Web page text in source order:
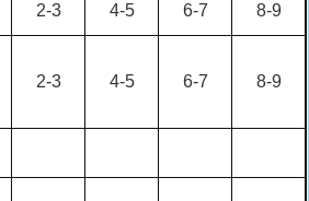
2-3 4-5 6-7 8-9
2-3 4-5 6-7 8-9